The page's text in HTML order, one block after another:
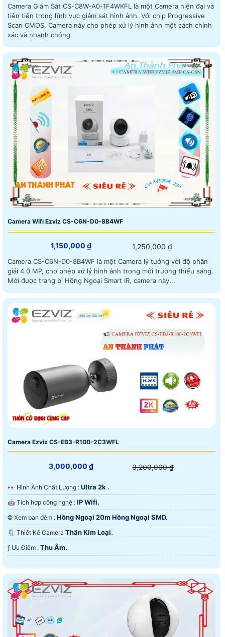
Camera Giám Sát CS-C8W-A0-1F4WKFL là một Camera hiện đại và
tiên tiến trong lĩnh vực giám sát hình ảnh. Với chip Progressive
Scan CMOS, Camera này cho phép xử lý hình ảnh một cách chính
xác và nhanh chóng
Camera Wifi Ezviz CS-C6N-D0-8B4WF
1,150,000 ₫ 1,250,000 ₫
Camera CS-C6N-D0-8B4WF là một Camera lý tưởng với độ phân
giải 4.0 MP, cho phép xử lý hình ảnh trong môi trường thiếu sáng.
Mới được trang bị Hồng Ngoại Smart IR, camera này...
Camera Ezviz CS-EB3-R100-2C3WFL
3,000,000 ₫ 3,200,000 ₫
️👀 Hình Ành Chất Lượng : Ultra 2k .
🤖️ Tích hợp công nghệ : IP Wifi.
❂ Xem ban đêm : Hồng Ngoại 20m Hồng Ngoại SMD.
🗜️ Thiết Kế Camera Thân Kim Loại.
️ƒ Ưu Điểm : Thu Âm.